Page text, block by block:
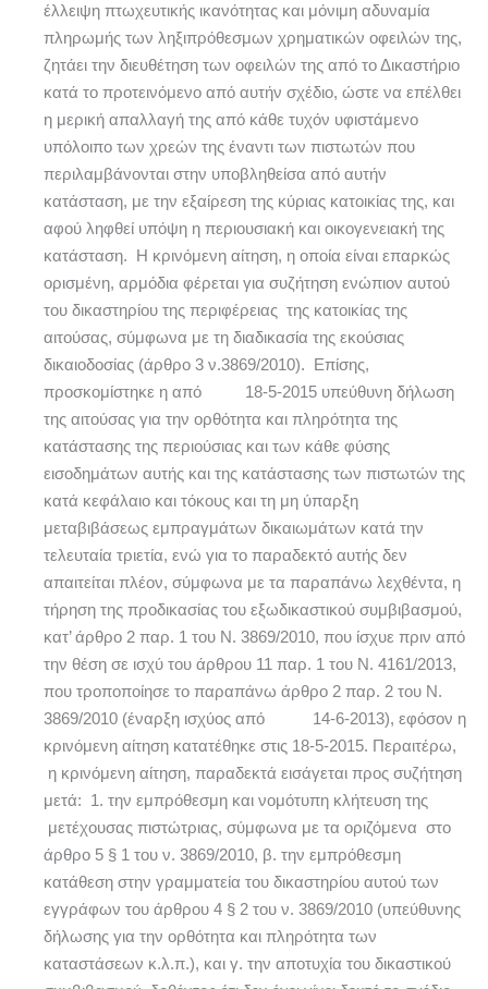
έλλειψη πτωχευτικής ικανότητας και μόνιμη αδυναμία
πληρωμής των ληξιπρόθεσμων χρηματικών οφειλών της,
ζητάει την διευθέτηση των οφειλών της από το Δικαστήριο
κατά το προτεινόμενο από αυτήν σχέδιο, ώστε να επέλθει
η μερική απαλλαγή της από κάθε τυχόν υφιστάμενο
υπόλοιπο των χρεών της έναντι των πιστωτών που
περιλαμβάνονται στην υποβληθείσα από αυτήν
κατάσταση, με την εξαίρεση της κύριας κατοικίας της, και
αφού ληφθεί υπόψη η περιουσιακή και οικογενειακή της
κατάσταση. Η κρινόμενη αίτηση, η οποία είναι επαρκώς
ορισμένη, αρμόδια φέρεται για συζήτηση ενώπιον αυτού
του δικαστηρίου της περιφέρειας της κατοικίας της
αιτούσας, σύμφωνα με τη διαδικασία της εκούσιας
δικαιοδοσίας (άρθρο 3 ν.3869/2010). Επίσης,
προσκομίστηκε η από 18-5-2015 υπεύθυνη δήλωση
της αιτούσας για την ορθότητα και πληρότητα της
κατάστασης της περιούσιας και των κάθε φύσης
εισοδημάτων αυτής και της κατάστασης των πιστωτών της
κατά κεφάλαιο και τόκους και τη μη ύπαρξη
μεταβιβάσεως εμπραγμάτων δικαιωμάτων κατά την
τελευταία τριετία, ενώ για το παραδεκτό αυτής δεν
απαιτείται πλέον, σύμφωνα με τα παραπάνω λεχθέντα, η
τήρηση της προδικασίας του εξωδικαστικού συμβιβασμού,
κατ’ άρθρο 2 παρ. 1 του Ν. 3869/2010, που ίσχυε πριν από
την θέση σε ισχύ του άρθρου 11 παρ. 1 του Ν. 4161/2013,
που τροποποίησε το παραπάνω άρθρο 2 παρ. 2 του Ν.
3869/2010 (έναρξη ισχύος από 14-6-2013), εφόσον η
κρινόμενη αίτηση κατατέθηκε στις 18-5-2015. Περαιτέρω,
η κρινόμενη αίτηση, παραδεκτά εισάγεται προς συζήτηση
μετά: 1. την εμπρόθεσμη και νομότυπη κλήτευση της
μετέχουσας πιστώτριας, σύμφωνα με τα οριζόμενα στο
άρθρο 5 § 1 του ν. 3869/2010, β. την εμπρόθεσμη
κατάθεση στην γραμματεία του δικαστηρίου αυτού των
εγγράφων του άρθρου 4 § 2 του ν. 3869/2010 (υπεύθυνης
δήλωσης για την ορθότητα και πληρότητα των
καταστάσεων κ.λ.π.), και γ. την αποτυχία του δικαστικού